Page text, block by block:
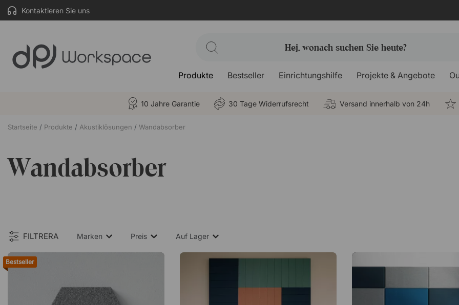
Kontaktieren Sie uns
Produkte Bestseller Einrichtungshilfe Projekte & Angebote
10 Jahre Garantie 30 Tage Widerrufsrecht Versand innerhalb von 24h
Startseite Produkte Akustiklösungen Wandabsorber
Wandabsorber
FILTRERA Marken Preis Auf Lager
Bestseller